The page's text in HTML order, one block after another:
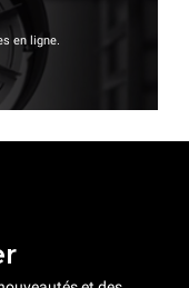
en ligne.